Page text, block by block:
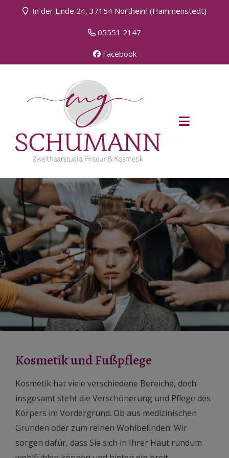
In der Linde 24, 37154 Northeim (Hammenstedt)
05551 2147
Facebook
Kosmetik und Fußpflege
Kosmetik hat viele verschiedene Bereiche, doch
insgesamt steht die Verschönerung und Pflege des
Körpers im Vordergrund. Ob aus medizinischen
Gründen oder zum reinen Wohlbefinden: Wir
sorgen dafür, dass Sie sich in Ihrer Haut rundum